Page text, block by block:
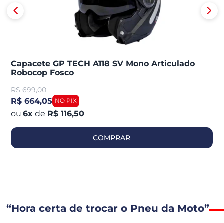
Capacete GP TECH A118 SV Mono Articulado
Robocop Fosco
R$ 699,00
R$ 664,05
6x de R$ 116,50
COMPRAR
“Hora certa de trocar o Pneu da Moto”